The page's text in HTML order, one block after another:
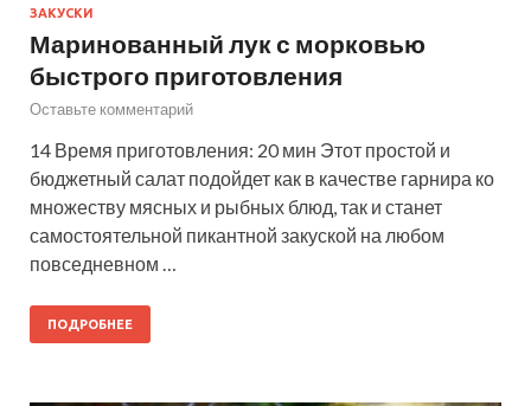
ЗАКУСКИ
Маринованный лук с морковью
быстрого приготовления
Оставьте комментарий
14 Время приготовления: 20 мин Этот простой и
бюджетный салат подойдет как в качестве гарнира ко
множеству мясных и рыбных блюд, так и станет
самостоятельной пикантной закуской на любом
повседневном …
ПОДРОБНЕЕ